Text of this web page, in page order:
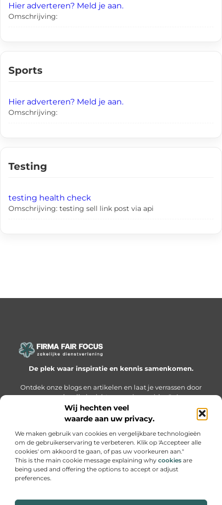
Wij hechten veel
waarde aan uw privacy.
We maken gebruik van cookies en vergelijkbare technologieën
om de gebruikerservaring te verbeteren. Klik op 'Accepteer alle
cookies' om akkoord te gaan, of pas uw voorkeuren aan."
This is the main cookie message explaining why cookies are
being used and offering the options to accept or adjust
preferences.
Hier adverteren? Meld je aan.
Omschrijving:
Sports
Hier adverteren? Meld je aan.
Omschrijving:
Testing
testing health check
Omschrijving: testing sell link post via api
De plek waar inspiratie en kennis samenkomen.
Ontdek onze blogs en artikelen en laat je verrassen door
waardevolle inzichten en nieuwe ideeën!
Bericht categorie
Onze informatie